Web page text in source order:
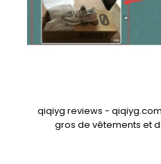
qiqiyg reviews -
gros de vêtements et